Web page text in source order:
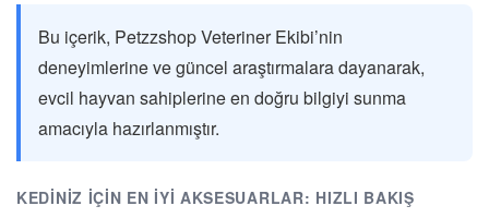
Bu içerik, Petzzshop Veteriner Ekibi’nin
deneyimlerine ve güncel araştırmalara dayanarak,
evcil hayvan sahiplerine en doğru bilgiyi sunma
amacıyla hazırlanmıştır.
KEDINIZ İÇIN EN İYI AKSESUARLAR: HIZLI BAKIŞ